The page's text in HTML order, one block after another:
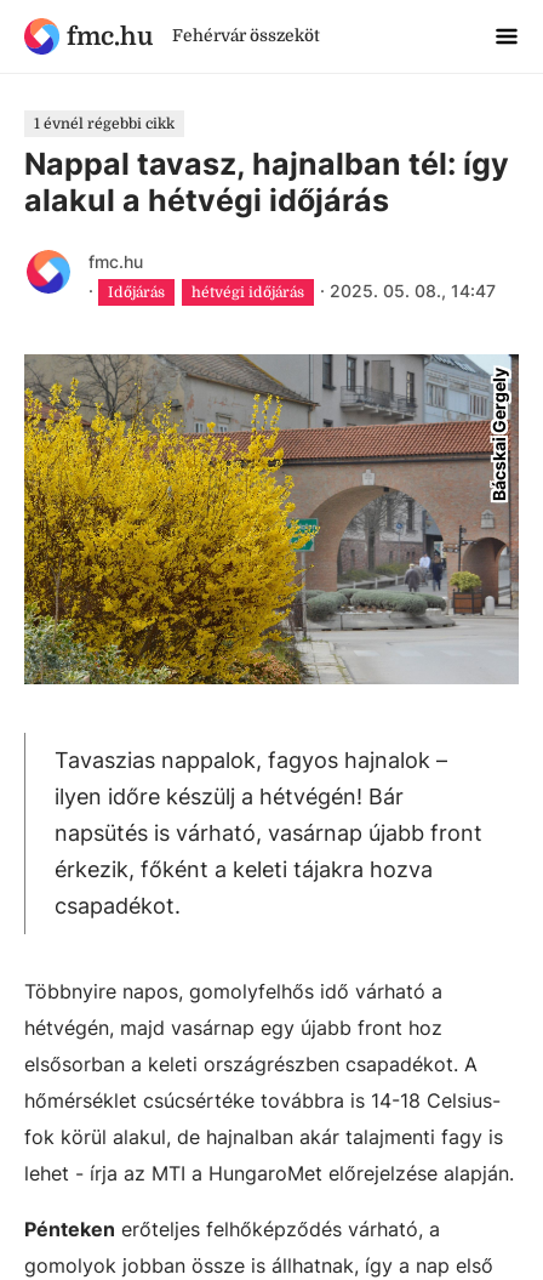
fmc.hu Fehérvár összeköt
1 évnél régebbi cikk
Nappal tavasz, hajnalban tél: így
alakul a hétvégi időjárás
fmc.hu
·
Időjárás hétvégi időjárás · 2025. 05. 08., 14:47
Bácskai Gergely
Tavaszias nappalok, fagyos hajnalok –
ilyen időre készülj a hétvégén! Bár
napsütés is várható, vasárnap újabb front
érkezik, főként a keleti tájakra hozva
csapadékot.
Többnyire napos, gomolyfelhős idő várható a
hétvégén, majd vasárnap egy újabb front hoz
elsősorban a keleti országrészben csapadékot. A
hőmérséklet csúcsértéke továbbra is 14-18 Celsius-
fok körül alakul, de hajnalban akár talajmenti fagy is
lehet - írja az MTI a HungaroMet előrejelzése alapján.
Pénteken erőteljes felhőképződés várható, a
gomolyok jobban össze is állhatnak, így a nap első